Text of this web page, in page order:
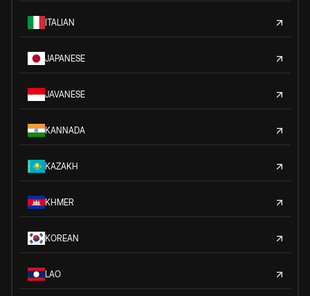
ITALIAN
JAPANESE
JAVANESE
KANNADA
KAZAKH
KHMER
KOREAN
LAO